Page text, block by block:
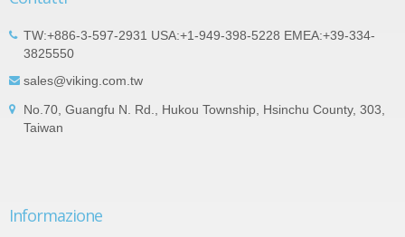
TW:+886-3-597-2931 USA:+1-949-398-5228 EMEA:+39-334-
3825550
sales@viking.com.tw
No.70, Guangfu N. Rd., Hukou Township, Hsinchu County, 303,
Taiwan
Informazione